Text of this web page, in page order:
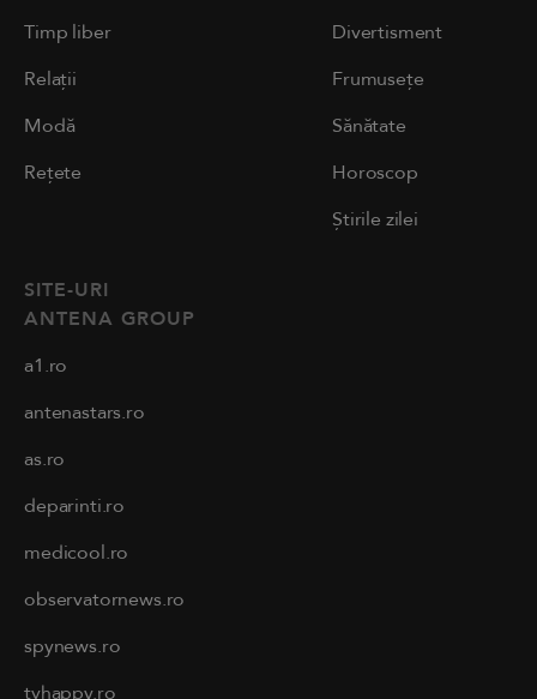
Timp liber
Relații
Modă
Rețete
Divertisment
Frumusețe
Sănătate
Horoscop
Știrile zilei
SITE-URI
ANTENA GROUP
a1.ro
antenastars.ro
as.ro
deparinti.ro
medicool.ro
observatornews.ro
spynews.ro
tvhappy.ro